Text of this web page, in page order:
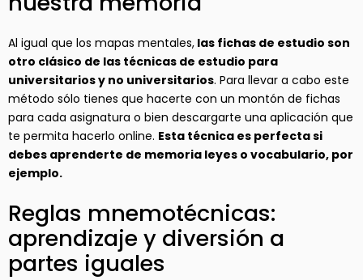
Al igual que los mapas mentales, las fichas de estudio son
otro clásico de las técnicas de estudio para
universitarios y no universitarios. Para llevar a cabo este
método sólo tienes que hacerte con un montón de fichas
para cada asignatura o bien descargarte una aplicación que
te permita hacerlo online. Esta técnica es perfecta si
debes aprenderte de memoria leyes o vocabulario, por
ejemplo.
Reglas mnemotécnicas:
aprendizaje y diversión a
partes iguales